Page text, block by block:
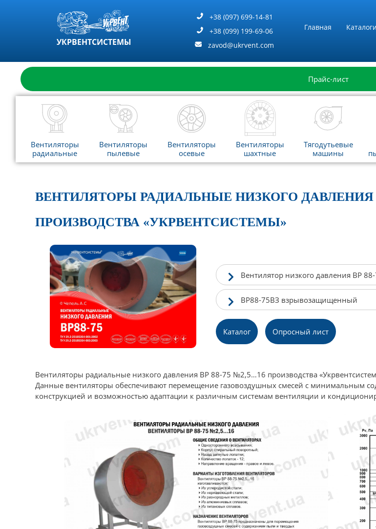
УКРВЕНТСИСТЕМЫ
+38 (097) 699-14-81
+38 (099) 199-69-06
zavod@ukrvent.com
Главная Каталоги
Прайс-лист
Вентиляторы
радиальные
Вентиляторы
пылевые
Вентиляторы
осевые
Вентиляторы
шахтные
Тягодутьевые
машины
ВЕНТИЛЯТОРЫ РАДИАЛЬНЫЕ НИЗКОГО
ПРОИЗВОДСТВА «УКРВЕНТСИСТЕМЫ»
Вентилятор низкого давления ВР
ВР88-75ВЗ взрывозащищенный
Каталог Опросный лист
Вентиляторы радиальные низкого давления ВР 88-75 №2,5…16 производства
Данные вентиляторы обеспечивают перемещение газовоздушных смесей с минимальным
конструкцией и возможностью адаптации к различным системам вентиляции и